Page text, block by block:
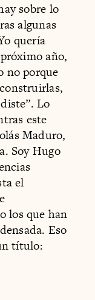
sobre lo
algunas
quería
año,
no porque
Lo
este
Maduro,
Soy Hugo
el
los que han
Eso
título: